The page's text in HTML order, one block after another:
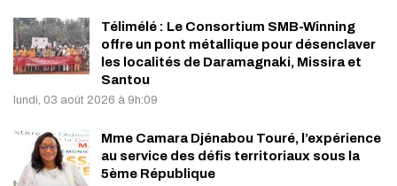
Télimélé : Le Consortium SMB-Winning
offre un pont métallique pour désenclaver
les localités de Daramagnaki, Missira et
Santou
lundi, 03 août 2026 à 9h:09
Mme Camara Djénabou Touré, l’expérience
au service des défis territoriaux sous la
5ème République